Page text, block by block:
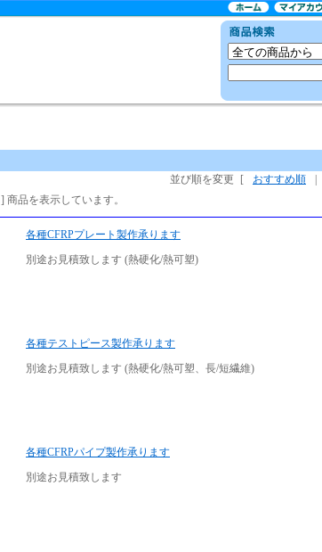
並び順を変更
[ おすすめ順
] 商品を表示しています。
各種CFRPプレート製作承ります
別途お見積致します (熱硬化/熱可塑)
各種テストピース製作承ります
別途お見積致します (熱硬化/熱可塑、長/短繊維)
各種CFRPパイプ製作承ります
別途お見積致します